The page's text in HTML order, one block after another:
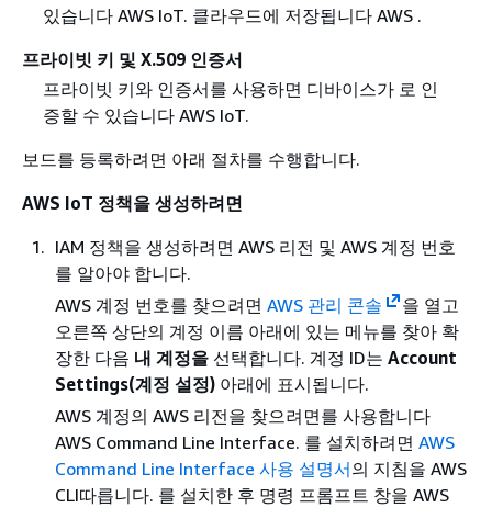
있습니다 AWS IoT. 클라우드에 저장됩니다 AWS .
프라이빗 키 및 X.509 인증서
프라이빗 키와 인증서를 사용하면 디바이스가 로 인
증할 수 있습니다 AWS IoT.
보드를 등록하려면 아래 절차를 수행합니다.
AWS IoT 정책을 생성하려면
IAM 정책을 생성하려면 AWS 리전 및 AWS 계정 번호
를 알아야 합니다.
AWS 계정 번호를 찾으려면 AWS 관리 콘솔
을 열고
오른쪽 상단의 계정 이름 아래에 있는 메뉴를 찾아 확
장한 다음 내 계정을 선택합니다. 계정 ID는 Account
Settings(계정 설정) 아래에 표시됩니다.
AWS 계정의 AWS 리전을 찾으려면를 사용합니다
AWS Command Line Interface. 를 설치하려면 AWS
Command Line Interface 사용 설명서의 지침을 AWS
CLI따릅니다. 를 설치한 후 명령 프롬프트 창을 AWS